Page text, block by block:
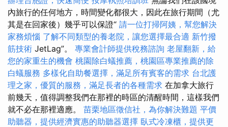
內旅行的任何地方，時間變化都很大，因此在旅行期間（尤
其是在回家後）幾乎可以保證“ 請一位打掃阿姨，幫您解決
家務煩惱 了解不同類型的養老院，讓您選擇最合適 新竹撥
筋技術 JetLag”。 專業會計師提供稅務諮詢 老屋翻新，給
您的家重生的機會 桃園除白蟻推薦，桃園區專業推薦的除
白蟻服務 多樣化自助餐選擇，滿足所有賓客的需求 台北護
理之家，優質的服務，滿足長者的各種需求 在加拿大旅行
前幾天，值得調整我們在那裡的時區的清醒時間，這樣我們
就不必在那裡適應。 苗栗地區徵信社，為你解決難題 平價
助聽器，提供經濟實惠的助聽器選擇 臥式冷凍櫃，提供更